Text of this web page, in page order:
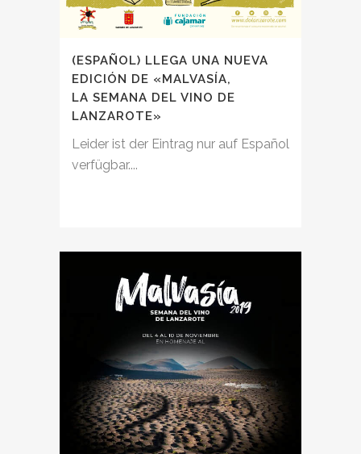
(ESPAÑOL) LLEGA UNA NUEVA
EDICIÓN DE «MALVASÍA,
LA SEMANA DEL VINO DE
LANZAROTE»
Leider ist der Eintrag nur auf Español
verfügbar....